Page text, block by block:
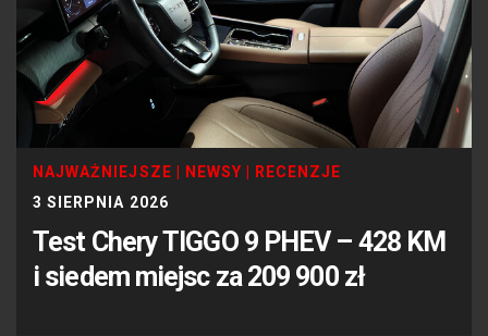
NAJWAŻNIEJSZE NEWSY
RECENZJE
3 SIERPNIA 2026
Test Chery TIGGO 9 PHEV – 428 KM
i siedem miejsc za 209 900 zł